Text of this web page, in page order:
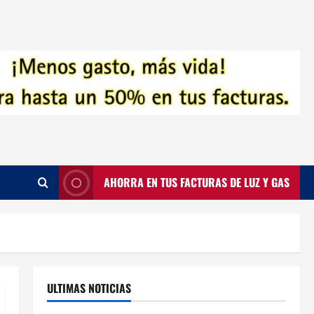
AHORRA EN TUS FACTURAS DE LUZ Y GAS
ULTIMAS NOTICIAS